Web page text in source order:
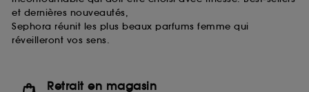
et dernières nouveautés,
Sephora réunit les plus beaux parfums femme qui
réveilleront vos sens.
Retrait en magasin